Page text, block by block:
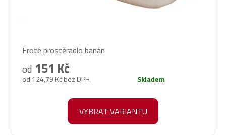
hodnocení
produktu
je
Froté prostěradlo banán
od 124,79 Kč bez DPH
od 151 Kč
Skladem
VYBRAT VARIANTU